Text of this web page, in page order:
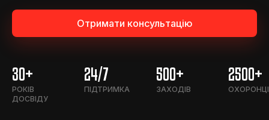
Отримати консультацію
30+
РОКІВ
ДОСВІДУ
24/7
ПІДТРИМКА
500+
ЗАХОДІВ
2500+